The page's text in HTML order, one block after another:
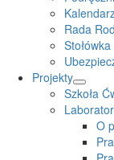
Rada
Projekty
Szkoła
O